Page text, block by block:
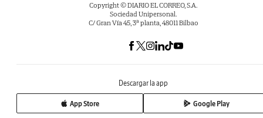
Copyright © DIARIO EL CORREO, S.A.
Sociedad Unipersonal.
C/ Gran Vía 45, 3ª planta, 48011 Bilbao
Descargar la app
App Store Google Play